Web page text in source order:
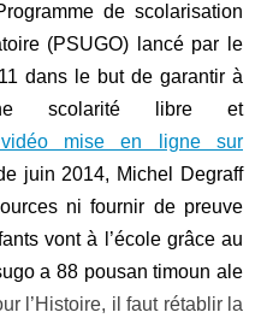
de scolarisation
(PSUGO) lancé par le
dans le but de garantir à
scolarité libre et
mise en ligne sur
juin 2014, Michel Degraff
ni fournir de preuve
vont à l’école grâce au
a 88 pousan timoun ale
l’Histoire, il faut rétablir la